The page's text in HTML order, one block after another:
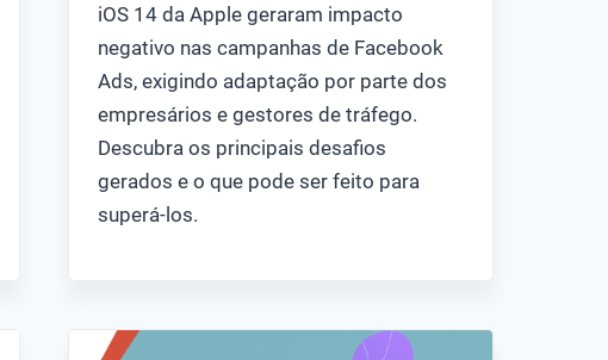
iOS 14 da Apple geraram impacto
negativo nas campanhas de Facebook
Ads, exigindo adaptação por parte dos
empresários e gestores de tráfego.
Descubra os principais desafios
gerados e o que pode ser feito para
superá-los.